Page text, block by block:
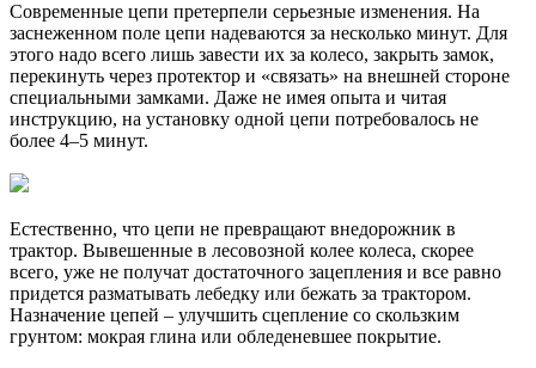
Современные цепи претерпели серьезные изменения. На
заснеженном поле цепи надеваются за несколько минут. Для
этого надо всего лишь завести их за колесо, закрыть замок,
перекинуть через протектор и «связать» на внешней стороне
специальными замками. Даже не имея опыта и читая
инструкцию, на установку одной цепи потребовалось не
более 4–5 минут.
Естественно, что цепи не превращают внедорожник в
трактор. Вывешенные в лесовозной колее колеса, скорее
всего, уже не получат достаточного зацепления и все равно
придется разматывать лебедку или бежать за трактором.
Назначение цепей – улучшить сцепление со скользким
грунтом: мокрая глина или обледеневшее покрытие.